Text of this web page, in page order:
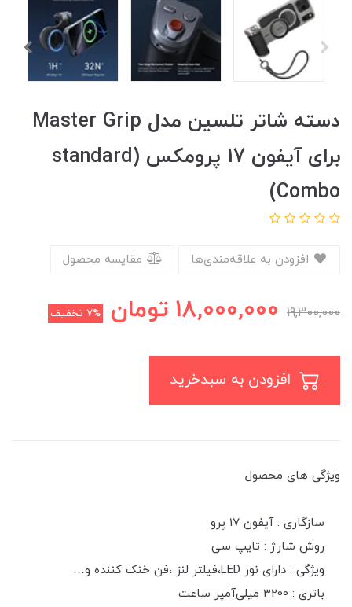
دسته شاتر تلسین مدل Master Grip
برای آیفون 17 پرومکس (standard
Combo)
مقایسه محصول
19,300,000
18,000,000 تومان 7% تخفیف
ویژگی های محصول
سازگاری : آیفون 17 پرو
روش شارژ : تایپ سی
ویژگی : دارای نور LED،فیلتر لنز ،فن خنک کننده و…
باتری : 3200 میلی‌آمپر ساعت